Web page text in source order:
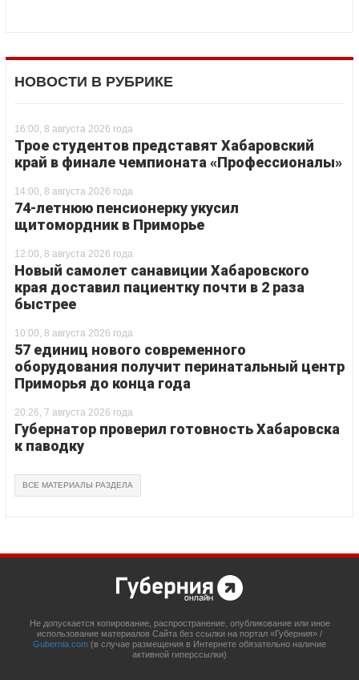
НОВОСТИ В РУБРИКЕ
16:00, 8 августа 2026 года
Трое студентов представят Хабаровский
край в финале чемпионата «Профессионалы»
14:00, 8 августа 2026 года
74-летнюю пенсионерку укусил
щитомордник в Приморье
12:00, 8 августа 2026 года
Новый самолет санавиции Хабаровского
края доставил пациентку почти в 2 раза
быстрее
10:00, 8 августа 2026 года
57 единиц нового современного
оборудования получит перинатальный центр
Приморья до конца года
20:26, 7 августа 2026 года
Губернатор проверил готовность Хабаровска
к паводку
ВСЕ МАТЕРИАЛЫ РАЗДЕЛА
Не допускается копирование, распространение, опубликование или иное
использование материалов Сайта без ссылки на портал «Губерния» /
Gubernia.com (в случае размещения в Интернете обязательно наличие
активной гиперссылки)